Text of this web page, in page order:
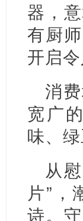
器，
有厨
开启
消
宽广
味、
从
片”，
诗。